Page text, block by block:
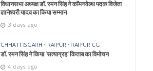
विधानसभा अध्यक्ष डॉ. रमन सिंह ने कॉमनवेल्थ पदक विजेता
ज्ञानेश्वरी यादव का किया सम्मान
3 days ago
CHHATTISGARH • RAIPUR • RAIPUR CG
डॉ. रमन सिंह ने किया ‘सत्याग्रह‘ किताब का विमोचन
4 days ago